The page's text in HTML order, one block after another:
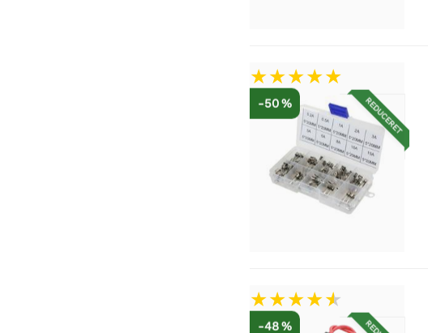
REDUCERET
-50 %
-48 %